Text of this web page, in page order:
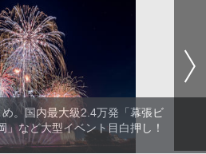
。国内最大級2.4万発「幕張ビ
」など大型イベント目白押し！